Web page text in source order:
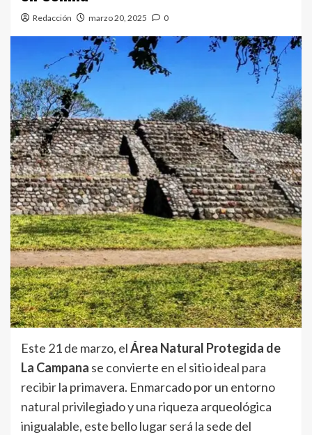
Redacción marzo 20, 2025 0
Este 21 de marzo, elÁrea Natural Protegida de
La Campana se convierte en el sitio ideal para
recibir la primavera. Enmarcado por un entorno
natural privilegiado y una riqueza arqueológica
inigualable, este bello lugar será la sede del